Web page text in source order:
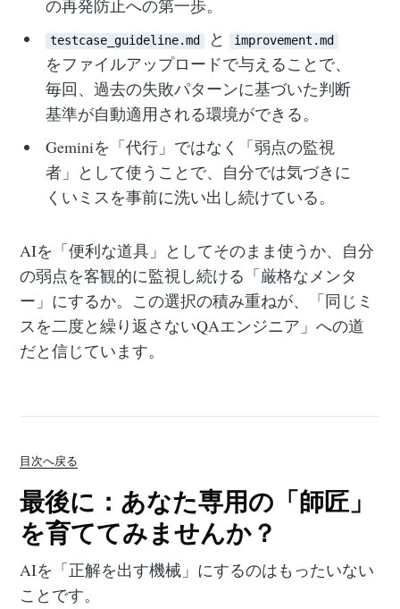
の再発防止への第一歩。
testcase_guideline.md と improvement.md
をファイルアップロードで与えることで、
毎回、過去の失敗パターンに基づいた判断
基準が自動適用される環境ができる。
Geminiを「代行」ではなく「弱点の監視
者」として使うことで、自分では気づきに
くいミスを事前に洗い出し続けている。
AIを「便利な道具」としてそのまま使うか、自分
の弱点を客観的に監視し続ける「厳格なメンタ
ー」にするか。この選択の積み重ねが、「同じミ
スを二度と繰り返さないQAエンジニア」への道
だと信じています。
目次へ戻る
最後に：あなた専用の「師匠」
を育ててみませんか？
AIを「正解を出す機械」にするのはもったいない
ことです。